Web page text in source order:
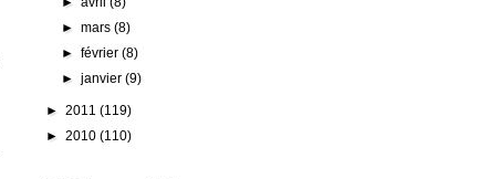
►mars(8)
►février(8)
►janvier(9)
► 2011 (119)
► 2010 (110)